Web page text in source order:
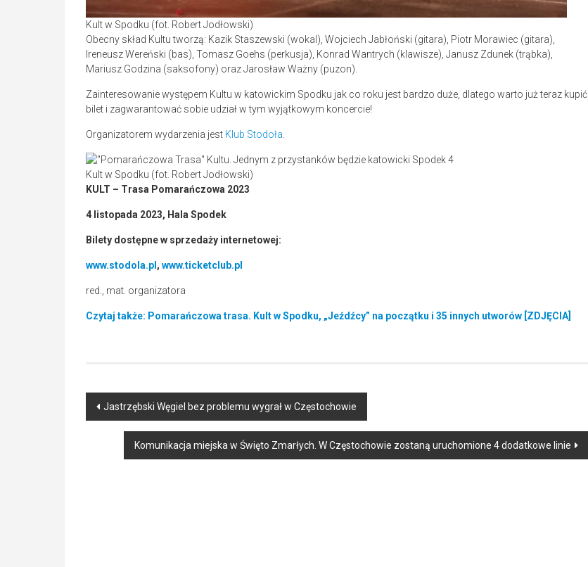
Kult w Spodku (fot. Robert Jodłowski)
Obecny skład Kultu tworzą: Kazik Staszewski (wokal), Wojciech Jabłoński (gitara), Piotr Morawiec (gitara),
Ireneusz Wereński (bas), Tomasz Goehs (perkusja), Konrad Wantrych (klawisze), Janusz Zdunek (trąbka),
Mariusz Godzina (saksofony) oraz Jarosław Ważny (puzon).
Zainteresowanie występem Kultu w katowickim Spodku jak co roku jest bardzo duże, dlatego warto już teraz kupić
bilet i zagwarantować sobie udział w tym wyjątkowym koncercie!
Organizatorem wydarzenia jest Klub Stodoła.
Kult w Spodku (fot. Robert Jodłowski)
KULT – Trasa Pomarańczowa 2023
4 listopada 2023, Hala Spodek
Bilety dostępne w sprzedaży internetowej:
www.stodola.pl , www.ticketclub.pl
red., mat. organizatora
Czytaj także: Pomarańczowa trasa. Kult w Spodku, „Jeźdźcy” na początku i 35 innych utworów [ZDJĘCIA]
Post
navigation
Jastrzębski Węgiel bez problemu wygrał w Częstochowie
Komunikacja miejska w Święto Zmarłych. W Częstochowie zostaną uruchomione 4 dodatkowe linie